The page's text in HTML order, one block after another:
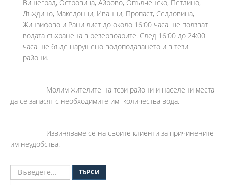
Вишеград, Островица, Айрово, Опълченско, Петлино,
Дъждино, Македонци, Иванци, Пропаст, Седловина,
Жинзифово и Рани лист до около 16:00 часа ще ползват
водата съхранена в резервоарите. След 16:00 до 24:00
часа ще бъде нарушено водоподаването и в тези
райони.
Молим жителите на тези райони и населени места
да се запасят с необходимите им количества вода.
Извиняваме се на своите клиенти за причинените
им неудобства.
ТЪРСИ